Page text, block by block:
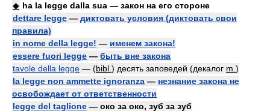
◆ ha la legge dalla sua — закон на его стороне
dettare legge — диктовать условия (диктовать свои
правила)
in nome della legge! — именем закона!
essere fuori legge — быть вне закона
tavole della legge — (bibl. ) десять заповедей (декалог m. )
la legge non ammette ignoranza — незнание закона не
освобождает от ответственности
legge del taglione — око за око, зуб за зуб